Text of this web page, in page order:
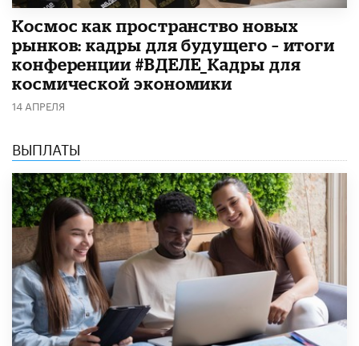
Космос как пространство новых
рынков: кадры для будущего – итоги
конференции #ВДЕЛЕ_Кадры для
космической экономики
14 АПРЕЛЯ
ВЫПЛАТЫ